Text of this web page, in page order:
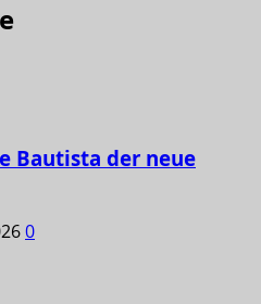
Bautista der neue
0